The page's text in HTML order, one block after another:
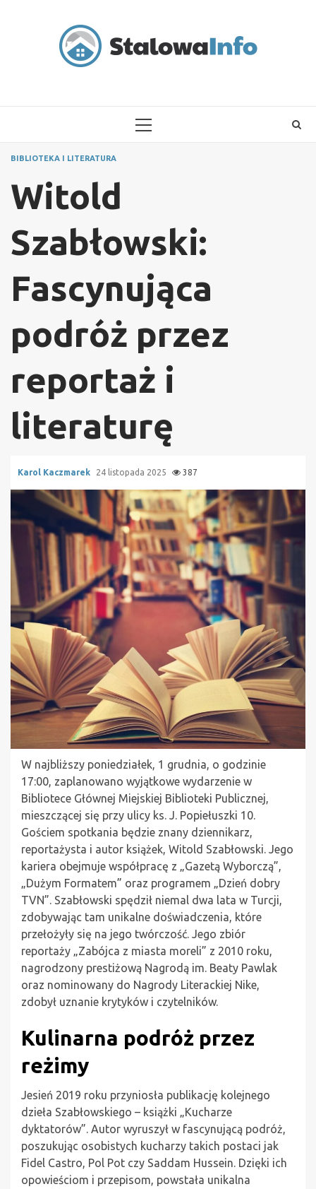
PRIMARY
BIBLIOTEKA I LITERATURA
Witold
Szabłowski:
Fascynująca
podróż przez
reportaż i
literaturę
Karol Kaczmarek 24 listopada 2025 387
W najbliższy poniedziałek, 1 grudnia, o godzinie
17:00, zaplanowano wyjątkowe wydarzenie w
Bibliotece Głównej Miejskiej Biblioteki Publicznej,
mieszczącej się przy ulicy ks. J. Popiełuszki 10.
Gościem spotkania będzie znany dziennikarz,
reportażysta i autor książek, Witold Szabłowski. Jego
kariera obejmuje współpracę z „Gazetą Wyborczą”,
„Dużym Formatem” oraz programem „Dzień dobry
TVN”. Szabłowski spędził niemal dwa lata w Turcji,
zdobywając tam unikalne doświadczenia, które
przełożyły się na jego twórczość. Jego zbiór
reportaży „Zabójca z miasta moreli” z 2010 roku,
nagrodzony prestiżową Nagrodą im. Beaty Pawlak
oraz nominowany do Nagrody Literackiej Nike,
zdobył uznanie krytyków i czytelników.
Kulinarna podróż przez
reżimy
Jesień 2019 roku przyniosła publikację kolejnego
dzieła Szabłowskiego – książki „Kucharze
dyktatorów”. Autor wyruszył w fascynującą podróż,
poszukując osobistych kucharzy takich postaci jak
Fidel Castro, Pol Pot czy Saddam Hussein. Dzięki ich
opowieściom i przepisom, powstała unikalna